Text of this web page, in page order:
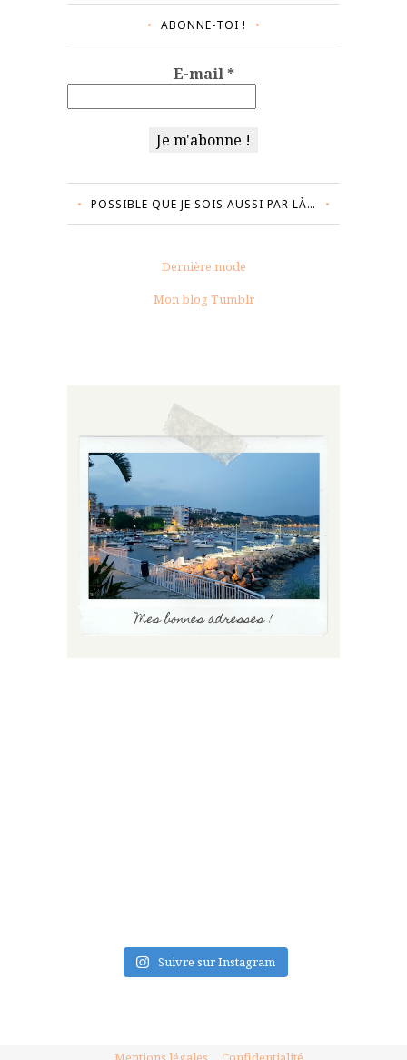
ABONNE-TOI !
E-mail*
POSSIBLE QUE JE SOIS AUSSI PAR LÀ…
Dernière mode
Mon blog Tumblr
Suivre sur Instagram